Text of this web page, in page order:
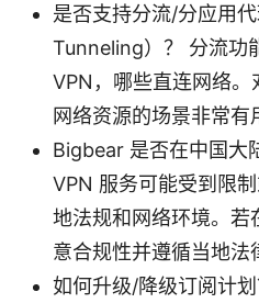
是否支持分流/分应用
Tunneling）？ 分流功
VPN，哪些直连网络
网络资源的场景非常有
Bigbear 是否在中国大
VPN 服务可能受到限
地法规和网络环境。若
意合规性并遵循当地法
如何升级/降级订阅计